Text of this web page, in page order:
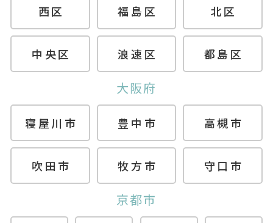
西区 福島区 北区
中央区 浪速区 都島区
大阪府
寝屋川市 豊中市 高槻市
吹田市 牧方市 守口市
京都市